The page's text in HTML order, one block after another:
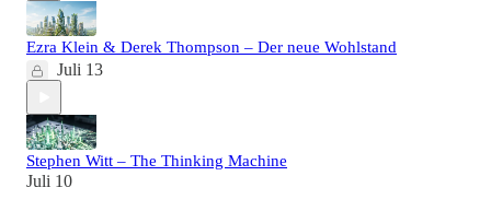
Ezra Klein & Derek Thompson – Der neue Wohlstand
Juli 13
Stephen Witt – The Thinking Machine
Juli 10